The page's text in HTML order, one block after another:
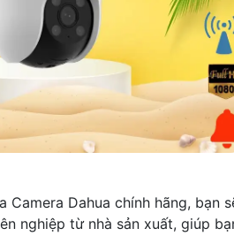
Camera Dahua chính hãng, bạn
nghiệp từ nhà sản xuất, giúp